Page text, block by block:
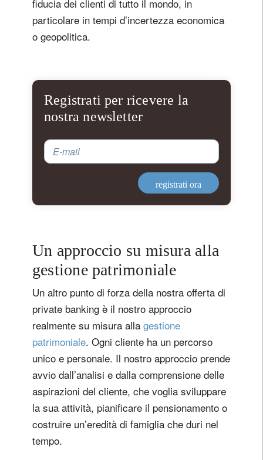
fiducia dei clienti di tutto il mondo, in
particolare in tempi d’incertezza economica
o geopolitica.
Registrati per ricevere la
nostra newsletter
E-mail
registrati ora
Un approccio su misura alla
gestione patrimoniale
Un altro punto di forza della nostra offerta di
private banking è il nostro approccio
realmente su misura alla gestione
patrimoniale. Ogni cliente ha un percorso
unico e personale. Il nostro approccio prende
avvio dall’analisi e dalla comprensione delle
aspirazioni del cliente, che voglia sviluppare
la sua attività, pianificare il pensionamento o
costruire un’eredità di famiglia che duri nel
tempo.